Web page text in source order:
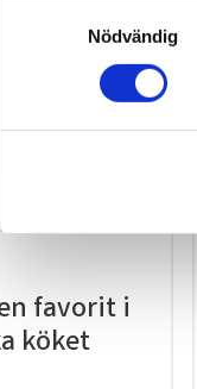
s
l
Nödvändig
Bli
favorit i
köket